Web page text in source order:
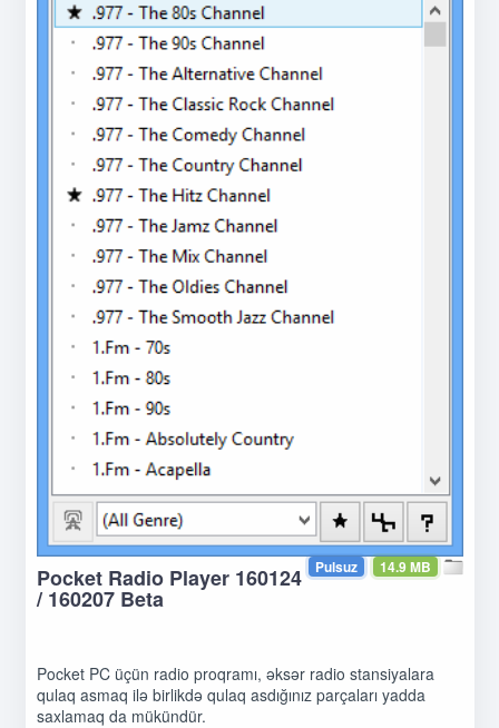
14.9 MB
Pulsuz
Pocket Radio Player 160124
/ 160207 Beta
Pocket PC üçün radio proqramı, əksər radio stansiyalara
qulaq asmaq ilə birlikdə qulaq asdığınız parçaları yadda
saxlamaq da mükündür.